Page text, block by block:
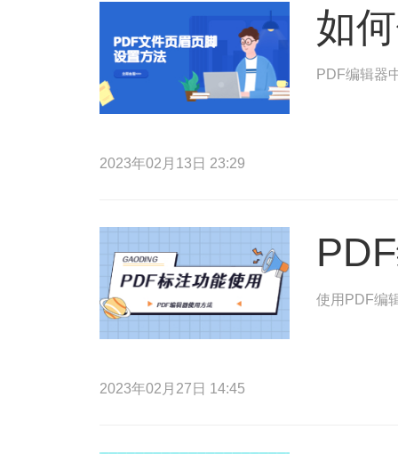
如
PDF编辑器
2023年02月13日 23:29
使用PDF编
2023年02月27日 14:45